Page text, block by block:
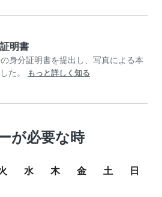
明書
身分証明書を提出し、写真による本
た。
もっと詳しく知る
が必要な時
水 木 金 土
日